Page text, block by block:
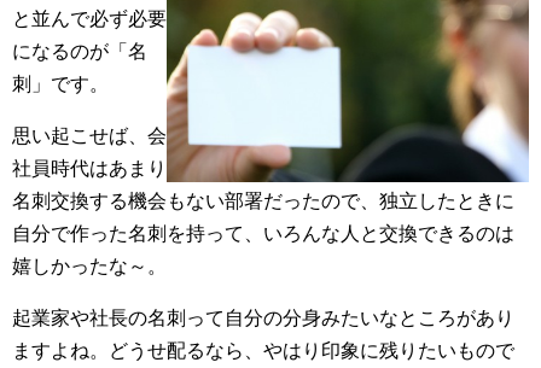
と並んで必ず必要
になるのが「名
刺」です。
思い起こせば、会
社員時代はあまり
名刺交換する機会もない部署だったので、独立したときに
自分で作った名刺を持って、いろんな人と交換できるのは
嬉しかったな～。
起業家や社長の名刺って自分の分身みたいなところがあり
ますよね。どうせ配るなら、やはり印象に残りたいもので